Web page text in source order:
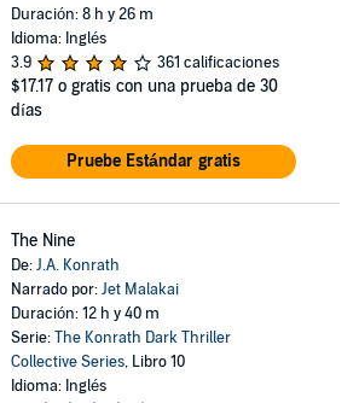
Duración: 8 h y 26 m
Idioma: Inglés
3.9
361 calificaciones
$17.17 o gratis con una prueba de 30
días
Pruebe Estándar gratis
The Nine
De:J.A. Konrath
Narrado por:Jet Malakai
Duración: 12 h y 40 m
Serie:The Konrath Dark Thriller
Collective Series, Libro 10
Idioma: Inglés